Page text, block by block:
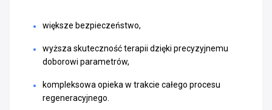
większe bezpieczeństwo,
wyższa skuteczność terapii dzięki precyzyjnemu
doborowi parametrów,
kompleksowa opieka w trakcie całego procesu
regeneracyjnego.